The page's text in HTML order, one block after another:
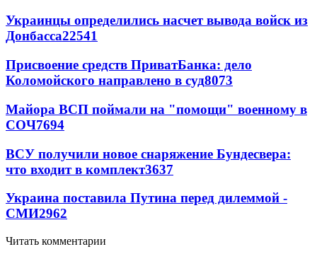
Украинцы определились насчет вывода войск из
Донбасса22541
Присвоение средств ПриватБанка: дело
Коломойского направлено в суд8073
Майора ВСП поймали на "помощи" военному в
СОЧ7694
ВСУ получили новое снаряжение Бундесвера:
что входит в комплект3637
Украина поставила Путина перед дилеммой -
СМИ2962
Читать комментарии